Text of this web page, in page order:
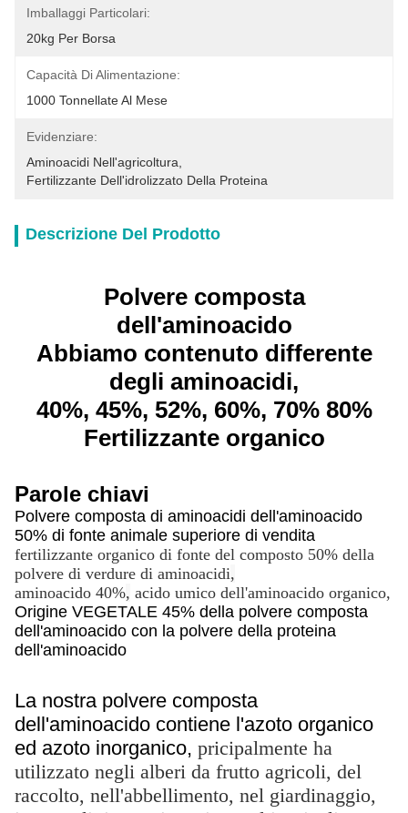
Imballaggi Particolari:
20kg Per Borsa
Capacità Di Alimentazione:
1000 Tonnellate Al Mese
Evidenziare:
Aminoacidi Nell'agricoltura
Fertilizzante Dell'idrolizzato Della Proteina
Descrizione Del Prodotto
Polvere composta
dell'aminoacido
Abbiamo contenuto differente
degli aminoacidi,
40%, 45%, 52%, 60%, 70% 80%
Fertilizzante organico
Parole chiavi
Polvere composta di aminoacidi dell'aminoacido
50% di fonte animale superiore di vendita
fertilizzante organico di fonte del composto 50% della
polvere di verdure di aminoacidi,
aminoacido 40%, acido umico dell'aminoacido organico,
Origine VEGETALE 45% della polvere composta
dell'aminoacido con la polvere della proteina
dell'aminoacido
La nostra polvere composta
dell'aminoacido contiene l'azoto organico
ed azoto inorganico, pricipalmente ha
utilizzato negli alberi da frutto agricoli, del
raccolto, nell'abbellimento, nel giardinaggio,